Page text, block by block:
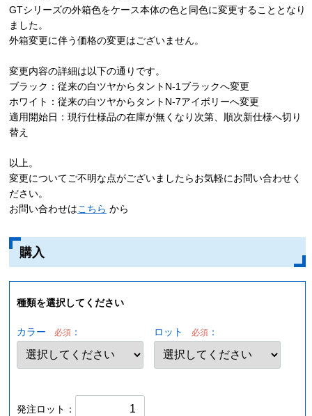
GTシリーズの外箱色をケース本体の色と同色に変更することとなり
ました。
外箱変更に伴う価格の変更はございません。
変更内容の詳細は以下の通りです。
ブラック：従来の白ツヤからタントN-1ブラックへ変更
ホワイト：従来の白ツヤからタントN-7アイボリーへ変更
適用開始日：現行仕様品の在庫が無くなり次第、順次新仕様へ切り
替え
以上。
変更についてご不明な点がございましたらお気軽にお問い合わせく
ださい。
お問い合わせはこちら から
購入
種類を選択してください
カラー 必須 ： ロット 必須 ：
発注ロット：